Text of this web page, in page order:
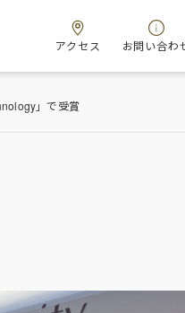
アクセス お問い合わ
」で受賞